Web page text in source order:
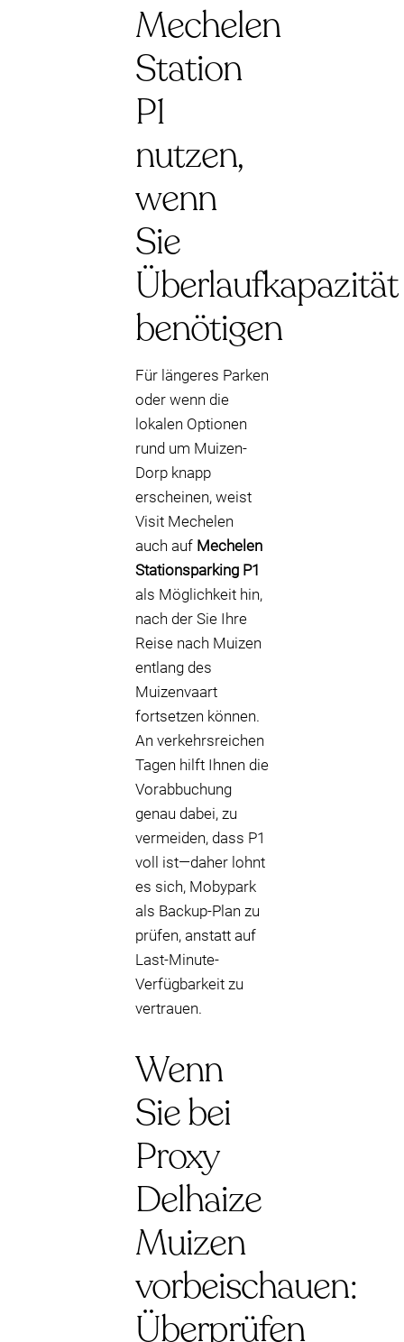
Mechelen
Station
P1
nutzen,
wenn
Sie
Überlaufkapazität
benötigen
Für längeres Parken
oder wenn die
lokalen Optionen
rund um Muizen-
Dorp knapp
erscheinen, weist
Visit Mechelen
auch auf Mechelen
Stationsparking P1
als Möglichkeit hin,
nach der Sie Ihre
Reise nach Muizen
entlang des
Muizenvaart
fortsetzen können.
An verkehrsreichen
Tagen hilft Ihnen die
Vorabbuchung
genau dabei, zu
vermeiden, dass P1
voll ist—daher lohnt
es sich, Mobypark
als Backup-Plan zu
prüfen, anstatt auf
Last-Minute-
Verfügbarkeit zu
vertrauen.
Wenn
Sie bei
Proxy
Delhaize
Muizen
vorbeischauen:
Überprüfen